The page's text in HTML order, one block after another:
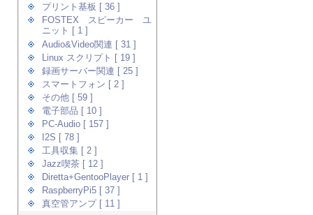
プリント基板 [ 36 ]
FOSTEX スピーカー ユ
ニット [ 1 ]
Audio&Video関連 [ 31 ]
Linux スクリプト [ 19 ]
録画サーバー関連 [ 25 ]
スマートフォン [ 2 ]
その他 [ 59 ]
電子部品 [ 10 ]
PC-Audio [ 157 ]
I2S [ 78 ]
工具収集 [ 2 ]
Jazz喫茶 [ 12 ]
Diretta+GentooPlayer [ 1 ]
RaspberryPi5 [ 37 ]
真空管アンプ [ 11 ]